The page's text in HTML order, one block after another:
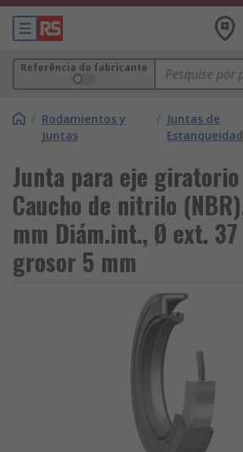
Referência do fabricante
/ Rodamientos y
Juntas
/ Juntas de
Estanqueidad
Junta para eje giratorio
Caucho de nitrilo
mm Diám.int., Ø ext. 37
grosor 5 mm